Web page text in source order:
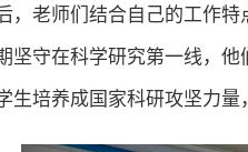
，老师们结合自己的工作
坚守在科学研究第一线，
生培养成国家科研攻坚力